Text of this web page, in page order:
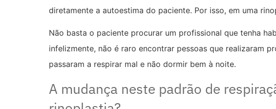
diretamente a autoestima do paciente. Por isso, em uma
Não basta o paciente procurar um profissional que tenha
infelizmente, não é raro encontrar pessoas que realizaram
passaram a respirar mal e não dormir bem à noite.
A mudança neste padrão de